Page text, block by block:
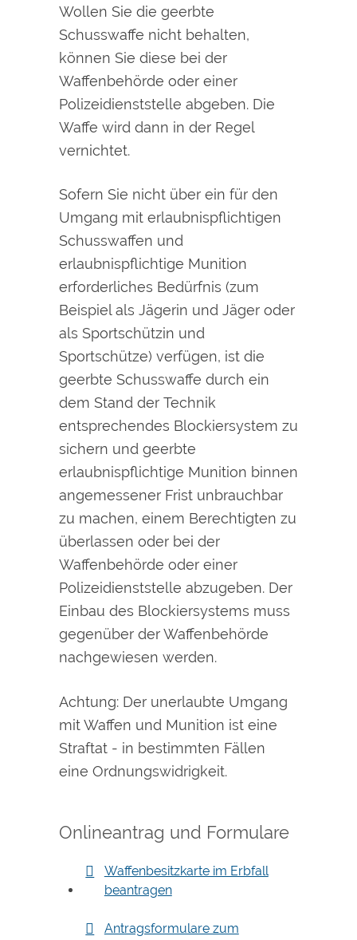
Wollen Sie die geerbte
Schusswaffe nicht behalten,
können Sie diese bei der
Waffenbehörde oder einer
Polizeidienststelle abgeben. Die
Waffe wird dann in der Regel
vernichtet.
Sofern Sie nicht über ein für den
Umgang mit erlaubnispflichtigen
Schusswaffen und
erlaubnispflichtige Munition
erforderliches Bedürfnis (zum
Beispiel als Jägerin und Jäger oder
als Sportschützin und
Sportschütze) verfügen, ist die
geerbte Schusswaffe durch ein
dem Stand der Technik
entsprechendes Blockiersystem zu
sichern und geerbte
erlaubnispflichtige Munition binnen
angemessener Frist unbrauchbar
zu machen, einem Berechtigten zu
überlassen oder bei der
Waffenbehörde oder einer
Polizeidienststelle abzugeben. Der
Einbau des Blockiersystems muss
gegenüber der Waffenbehörde
nachgewiesen werden.
Achtung: Der unerlaubte Umgang
mit Waffen und Munition ist eine
Straftat - in bestimmten Fällen
eine Ordnungswidrigkeit.
Onlineantrag und Formulare
Waffenbesitzkarte im Erbfall
beantragen
Antragsformulare zum